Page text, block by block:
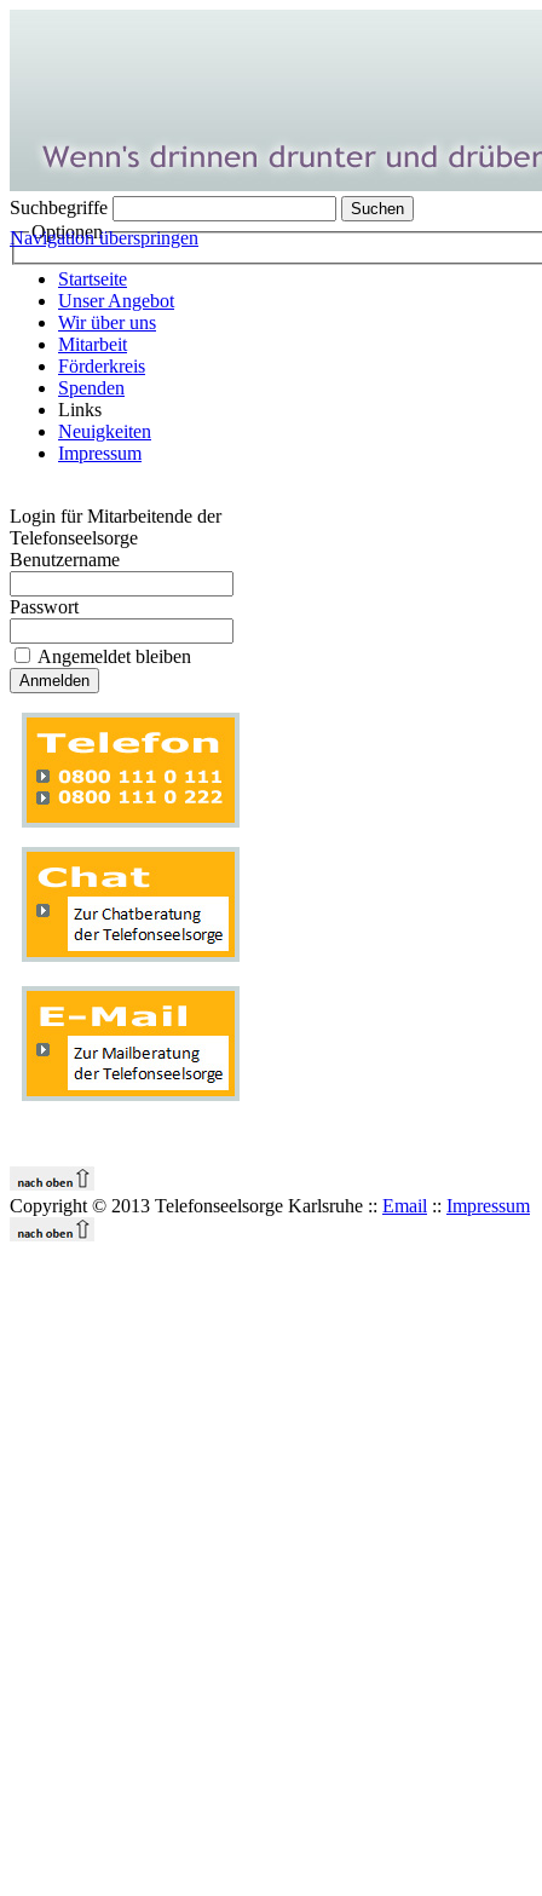
Suchbegriffe
Optionen
Navigation überspringen
Startseite
Unser Angebot
Wir über uns
Mitarbeit
Förderkreis
Spenden
Links
Neuigkeiten
Impressum
Login für Mitarbeitende der
Telefonseelsorge
Benutzername
Passwort
Angemeldet bleiben
Copyright © 2013 Telefonseelsorge Karlsruhe :: Email :: Impressum